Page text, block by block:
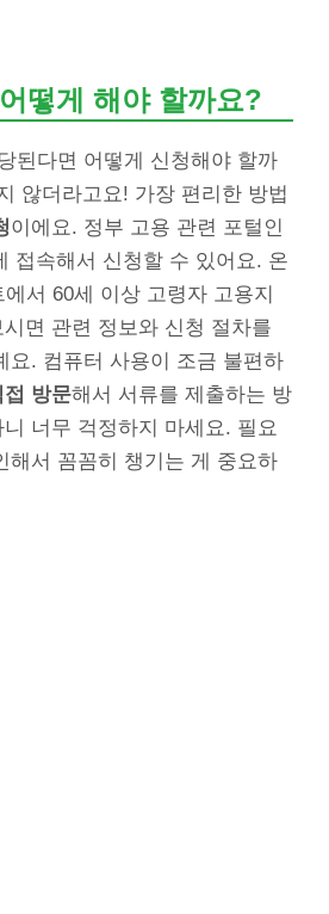
떻게 해야 할까요?
된다면 어떻게 신청해야 할까
않더라고요! 가장 편리한 방법
이에요. 정부 고용 관련 포털인
접속해서 신청할 수 있어요. 온
서 60세 이상 고령자 고용지
면 관련 정보와 신청 절차를
요. 컴퓨터 사용이 조금 불편하
접 방문해서 서류를 제출하는 방
너무 걱정하지 마세요. 필요
해서 꼼꼼히 챙기는 게 중요하